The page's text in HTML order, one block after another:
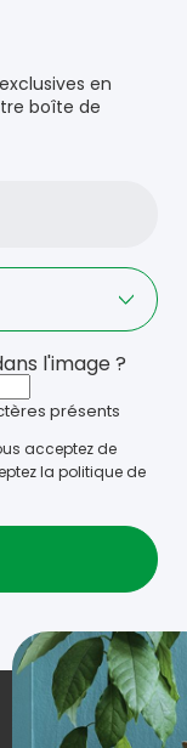
en
boîte de
l'image ?
présents
acceptez de
la politique de